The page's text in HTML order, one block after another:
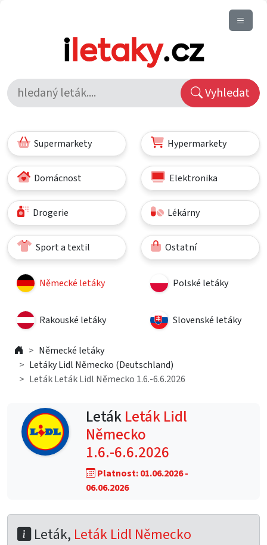
Vyhledat
Supermarkety Hypermarkety
Domácnost Elektronika
Drogerie Lékárny
Sport a textil Ostatní
Německé letáky Polské letáky
Rakouské letáky Slovenské letáky
Německé letáky
Letáky Lidl Německo (Deutschland)
Leták Leták Lidl Německo 1.6.-6.6.2026
LetákLeták Lidl
Německo
1.6.-6.6.2026
Platnost: 01.06.2026 -
06.06.2026
Leták, Leták Lidl Německo